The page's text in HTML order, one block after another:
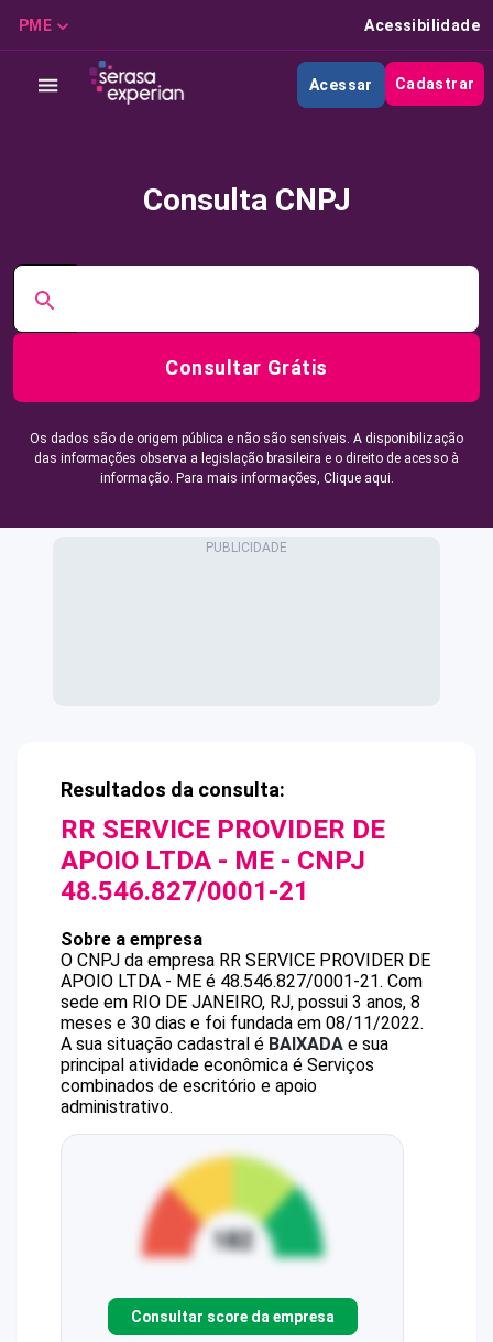
PME Acessibilidade
Acessar Cadastrar
Consulta CNPJ
Consultar Grátis
Os dados são de origem pública e não são sensíveis. A disponibilização
das informações observa a legislação brasileira e o direito de acesso à
informação. Para mais informações, Clique aqui.
Resultados da consulta:
RR SERVICE PROVIDER DE
APOIO LTDA - ME - CNPJ
48.546.827/0001-21
Sobre a empresa
O CNPJ da empresa RR SERVICE PROVIDER DE
APOIO LTDA - ME é 48.546.827/0001-21. Com
sede em RIO DE JANEIRO, RJ, possui 3 anos, 8
meses e 30 dias e foi fundada em 08/11/2022.
A sua situação cadastral é BAIXADA e sua
principal atividade econômica é Serviços
combinados de escritório e apoio
administrativo.
Consultar score da empresa